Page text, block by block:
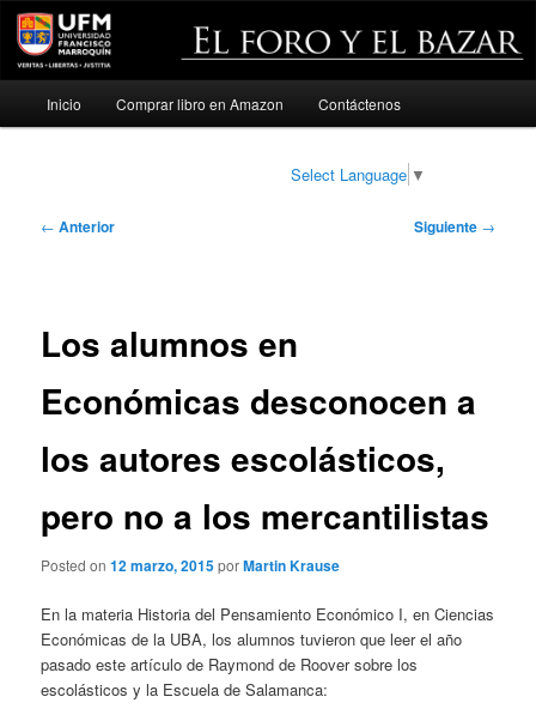
Ir
Inicio Comprar libro en Amazon Contáctenos
Select Language ▼
Navegación
← Anterior Siguiente →
Los alumnos en
Económicas desconocen a
los autores escolásticos,
pero no a los mercantilistas
Posted on12 marzo, 2015porMartin Krause
En la materia Historia del Pensamiento Económico I, en Ciencias
Económicas de la UBA, los alumnos tuvieron que leer el año
pasado este artículo de Raymond de Roover sobre los
escolásticos y la Escuela de Salamanca: